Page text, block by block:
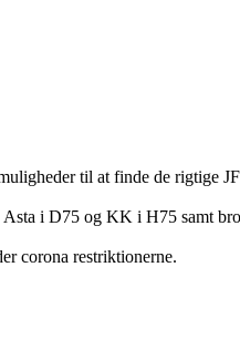
til at finde de rigtige
i D75 og KK i H75 samt
corona restriktionerne.